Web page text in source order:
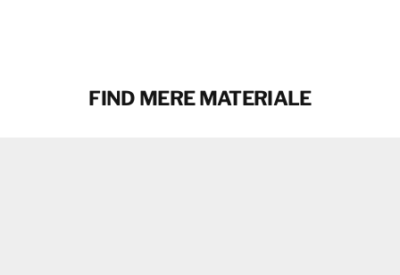
FIND MERE MATERIALE